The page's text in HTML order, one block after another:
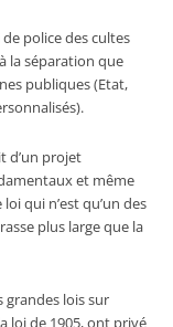
police des cultes
la séparation que
publiques (Etat,
d’un projet
et même
qui n’est qu’un des
plus large que la
grandes lois sur
loi de 1905, ont privé